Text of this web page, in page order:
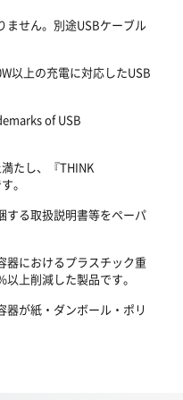
せん。別途USBケーブル
以上の充電に対応したUSB
of USB
たし、『THINK
。
る取扱説明書等をペーパ
におけるプラスチック重
上削減した製品です。
が紙・ダンボール・ポリ